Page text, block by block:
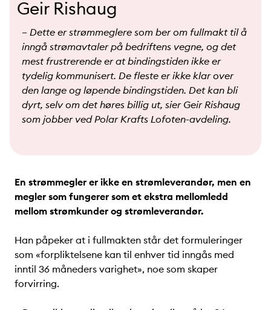
Geir Rishaug
– Dette er strømmeglere som ber om fullmakt til å
inngå strømavtaler på bedriftens vegne, og det
mest frustrerende er at bindingstiden ikke er
tydelig kommunisert. De fleste er ikke klar over
den lange og løpende bindingstiden. Det kan bli
dyrt, selv om det høres billig ut, sier Geir Rishaug
som jobber ved Polar Krafts Lofoten-avdeling.
En strømmegler er ikke en strømleverandør, men en
megler som fungerer som et ekstra mellomledd
mellom strømkunder og strømleverandør.
Han påpeker at i fullmakten står det formuleringer
som «forpliktelsene kan til enhver tid inngås med
inntil 36 måneders varighet», noe som skaper
forvirring.